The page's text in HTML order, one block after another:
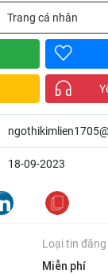
Trang cá nhân
18-09-2023
Loại tin đăng
Miễn phí